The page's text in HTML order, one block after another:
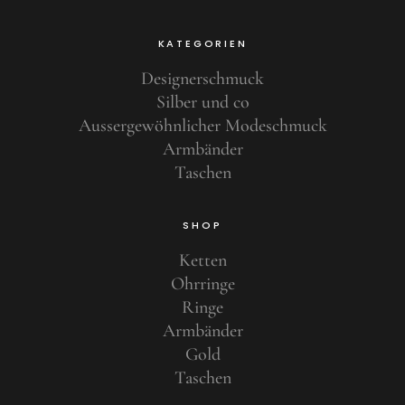
KATEGORIEN
Designerschmuck
Silber und co
Aussergewöhnlicher Modeschmuck
Armbänder
Taschen
SHOP
Ketten
Ohrringe
Ringe
Armbänder
Gold
Taschen